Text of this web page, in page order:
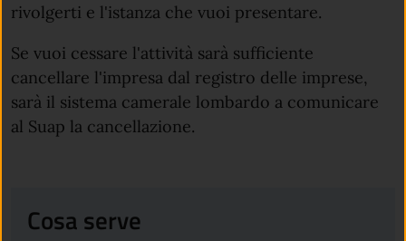
rivolgerti e l'istanza che vuoi presentare.
Se vuoi cessare l'attività sarà sufficiente
cancellare l'impresa dal registro delle imprese,
sarà il sistema camerale lombardo a comunicare
al Suap la cancellazione.
Cosa serve